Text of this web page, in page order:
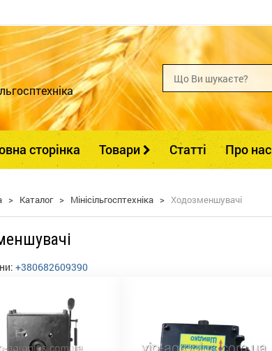
сторінка Товари Статті Про нас
> Каталог > Мінісільгосптехніка > Ходозменшувачі
+380682609390